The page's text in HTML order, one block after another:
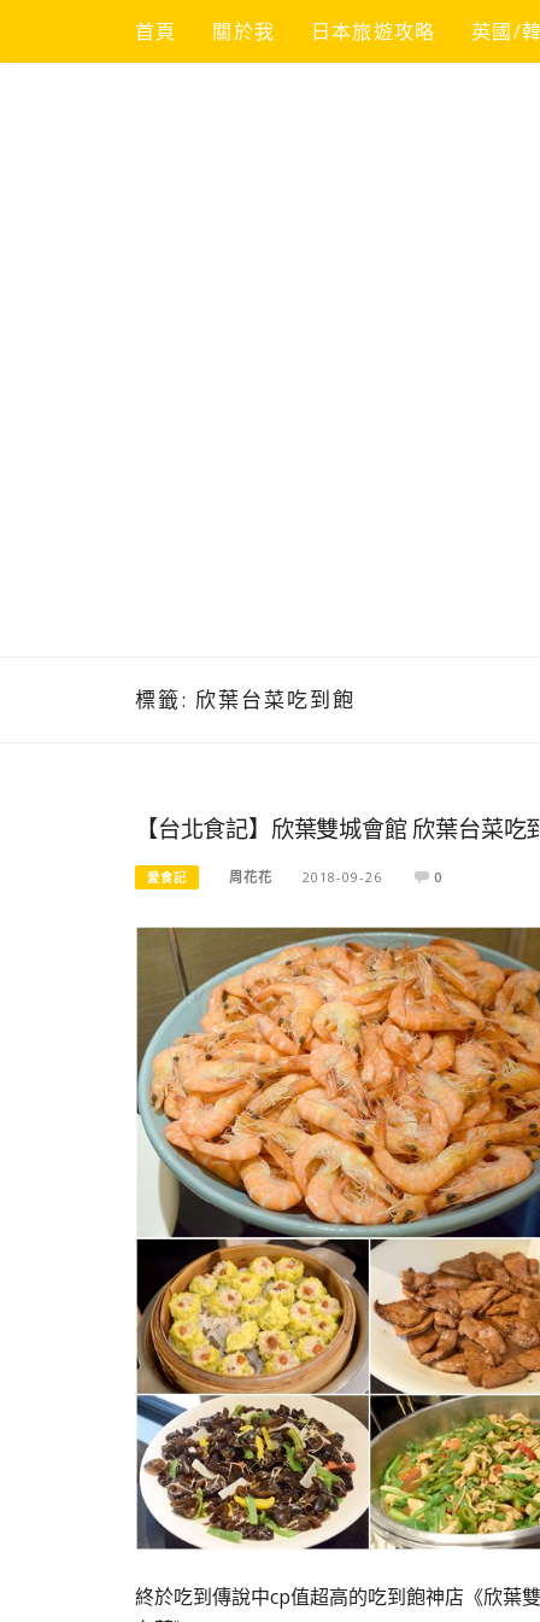
content
首頁 關於我 日本旅遊攻略 英國/
標籤: 欣葉台菜吃到飽
【台北食記】欣葉雙城會館 欣葉台菜
愛食記 周花花 2018-09-26 0
終於吃到傳說中cp值超高的吃到飽神店《欣葉